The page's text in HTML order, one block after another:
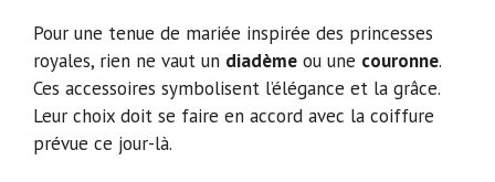
Pour une tenue de mariée inspirée des princesses
royales, rien ne vaut un diadème ou une couronne.
Ces accessoires symbolisent l’élégance et la grâce.
Leur choix doit se faire en accord avec la coiffure
prévue ce jour-là.